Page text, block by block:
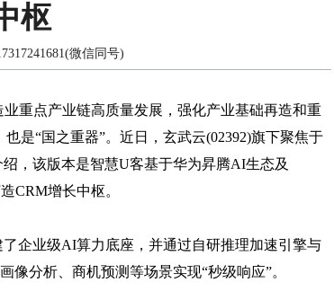
枢
微信同号)
重点产业链高质量发展，强化产业基础再造和重
是“国之重器”。近日，玄武云(02392)旗下聚焦于
，该版本是智慧U客基于华为昇腾AI生态及
CRM增长中枢。
企业级AI算力底座，并通过自研推理加速引擎与
分析、商机预测等场景实现“秒级响应”。